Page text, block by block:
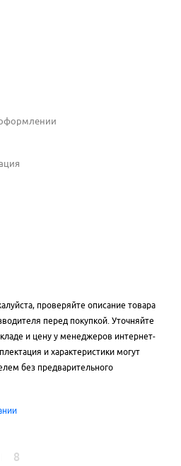
проверяйте описание товара
перед покупкой. Уточняйте
и цену у менеджеров интернет-
и характеристики могут
без предварительного
8